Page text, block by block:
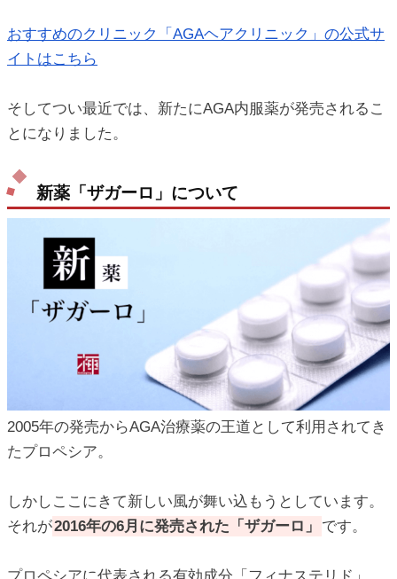
おすすめのクリニック「AGAヘアクリニック」の公式サ
イトはこちら
そしてつい最近では、新たにAGA内服薬が発売されるこ
とになりました。
新薬「ザガーロ」について
2005年の発売からAGA治療薬の王道として利用されてき
たプロペシア。
しかしここにきて新しい風が舞い込もうとしています。
それが2016年の6月に発売された「ザガーロ」 です。